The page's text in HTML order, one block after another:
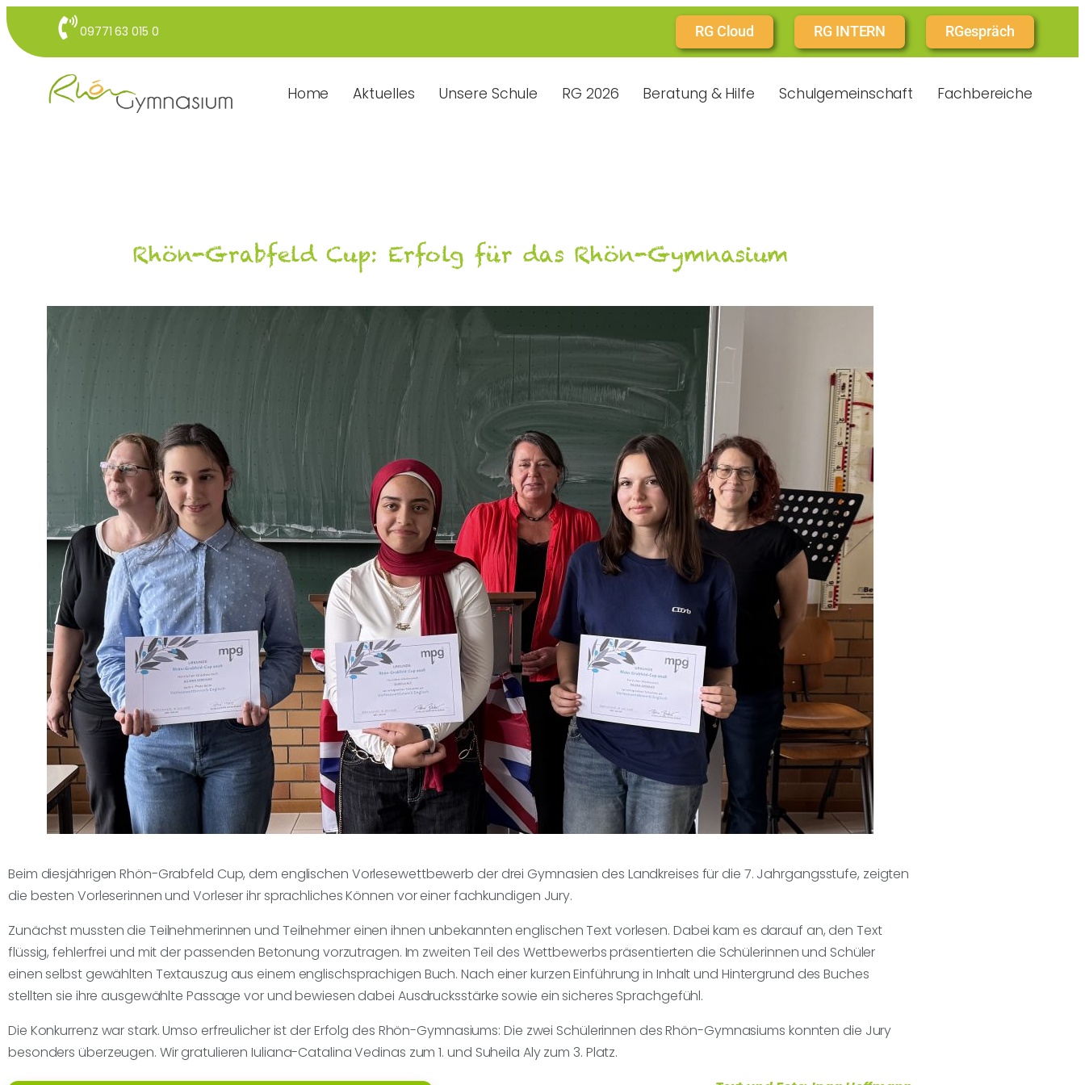
09771 63 015 0 RG Cloud RG INTERN RGespräch
Home Aktuelles Unsere Schule RG 2026 Beratung & Hilfe Schulgemeinschaft Fachbereiche
Rhön-Grabfeld Cup: Erfolg für das Rhön-Gymnasium
Beim diesjährigen Rhön-Grabfeld Cup, dem englischen Vorlesewettbewerb der drei Gymnasien des Landkreises für die 7. Jahrgangsstufe, zeigten
die besten Vorleserinnen und Vorleser ihr sprachliches Können vor einer fachkundigen Jury.
Zunächst mussten die Teilnehmerinnen und Teilnehmer einen ihnen unbekannten englischen Text vorlesen. Dabei kam es darauf an, den Text
flüssig, fehlerfrei und mit der passenden Betonung vorzutragen. Im zweiten Teil des Wettbewerbs präsentierten die Schülerinnen und Schüler
einen selbst gewählten Textauszug aus einem englischsprachigen Buch. Nach einer kurzen Einführung in Inhalt und Hintergrund des Buches
stellten sie ihre ausgewählte Passage vor und bewiesen dabei Ausdrucksstärke sowie ein sicheres Sprachgefühl.
Die Konkurrenz war stark. Umso erfreulicher ist der Erfolg des Rhön-Gymnasiums: Die zwei Schülerinnen des Rhön-Gymnasiums konnten die Jury
besonders überzeugen. Wir gratulieren Iuliana-Catalina Vedinas zum 1. und Suheila Aly zum 3. Platz.